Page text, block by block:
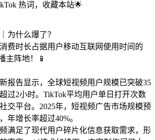
热词，收藏本站🌟
为什么爆了？
费时长占据用户移动互联网使用时间的
主阵地！📱
报告显示，全球短视频用户规模已突破35
过2小时。TikTok平均用户单日打开次数
交平台。2025年，短视频广告市场规模预
年增长率超过40%。
满足了现代用户碎片化信息获取需求，形